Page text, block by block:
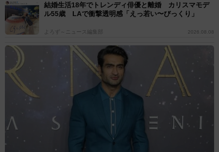
結婚生活18年でトレンディ俳優と離婚 カリスマモデ
ル55歳 LAで衝撃透明感「えっ若い〜びっくり」
よろず～ニュース編集部 2026.08.08